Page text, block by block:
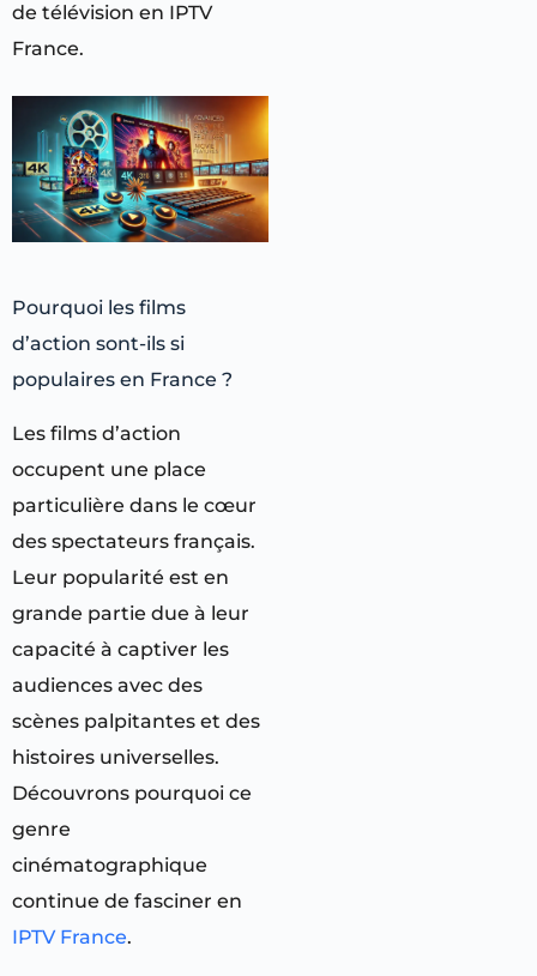
de télévision en IPTV
France.
Pourquoi les films
d’action sont-ils si
populaires en France ?
Les films d’action
occupent une place
particulière dans le cœur
des spectateurs français.
Leur popularité est en
grande partie due à leur
capacité à captiver les
audiences avec des
scènes palpitantes et des
histoires universelles.
Découvrons pourquoi ce
genre
cinématographique
continue de fasciner en
IPTV France.